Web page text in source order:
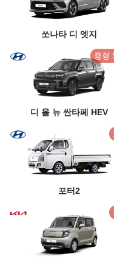
쏘나타 디 엣지
중형
디 올 뉴 싼타페 HEV
포터2